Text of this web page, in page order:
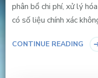
phân bổ chi phí, xử lý
có số liệu chính xác
CONTINUE READING